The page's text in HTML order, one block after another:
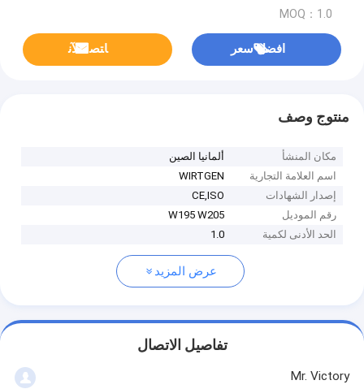
MOQ：1.0
افضل سعر ﺎﺘﺼﻟ ﺍﻶﻧ
منتوج وصف
مكان المنشأ
ألمانيا الصين
اسم العلامة التجارية
WIRTGEN
إصدار الشهادات
CE,ISO
رقم الموديل
W195 W205
الحد الأدنى لكمية
1.0
عرض المزيد
تفاصيل الاتصال
Mr. Victory